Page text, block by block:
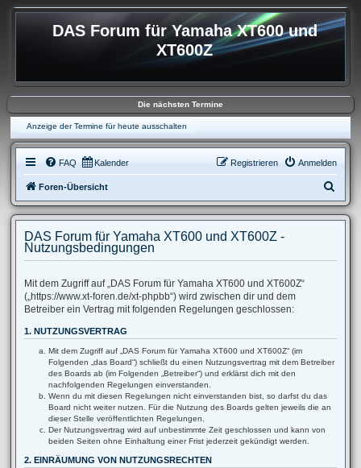
DAS Forum für Yamaha XT600 und
XT600Z
Die nächsten Termine
Anzeige der Termine für heute ausschalten
FAQ Kalender Anmelden
Registrieren
Foren-Übersicht
u
e
DAS Forum für Yamaha XT600 und XT600Z -
Nutzungsbedingungen
Mit dem Zugriff auf „DAS Forum für Yamaha XT600 und XT600Z“
(„https://www.xt-foren.de/xt-phpbb“) wird zwischen dir und dem
Betreiber ein Vertrag mit folgenden Regelungen geschlossen:
1. NUTZUNGSVERTRAG
Mit dem Zugriff auf „DAS Forum für Yamaha XT600 und XT600Z“ (im
Folgenden „das Board“) schließt du einen Nutzungsvertrag mit dem Betreiber
des Boards ab (im Folgenden „Betreiber“) und erklärst dich mit den
nachfolgenden Regelungen einverstanden.
Wenn du mit diesen Regelungen nicht einverstanden bist, so darfst du das
Board nicht weiter nutzen. Für die Nutzung des Boards gelten jeweils die an
dieser Stelle veröffentlichten Regelungen.
Der Nutzungsvertrag wird auf unbestimmte Zeit geschlossen und kann von
beiden Seiten ohne Einhaltung einer Frist jederzeit gekündigt werden.
2. EINRÄUMUNG VON NUTZUNGSRECHTEN